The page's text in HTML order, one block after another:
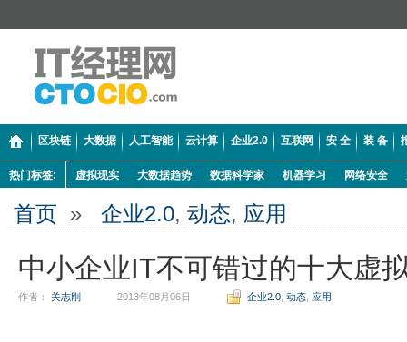
区块链 大数据 人工智能 云计算 企业2.0 互联网 安 全 装 备
热门标签: 虚拟现实 大数据趋势 数据科学家 机器学习 网络安全
首页 » 企业2.0, 动态, 应用
中小企业IT不可错过的十大虚
作者： 关志刚 2013年08月06日 企业2.0 动态 应用